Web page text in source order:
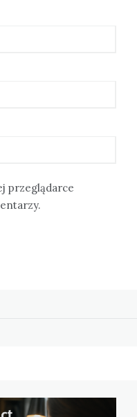
przeglądarce